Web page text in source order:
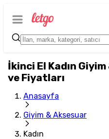
İkinci El Kadın
ve Fiyatları
Anasayfa
Giyim & Aksesuar
Kadın